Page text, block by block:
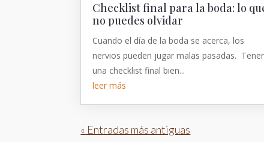
Checklist final para la boda: lo
no puedes olvidar
Cuando el día de la boda se acerca, los
nervios pueden jugar malas pasadas. Tener
una checklist final bien...
leer más
« Entradas más antiguas